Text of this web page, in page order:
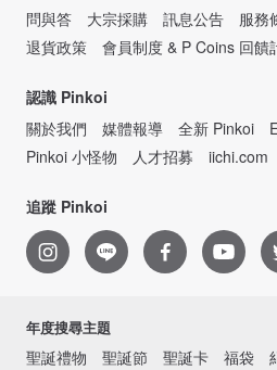
問與答
大宗採購 訊息公告 服務
退貨政策
會員制度 & P Coins 回饋
認識 Pinkoi
關於我們
媒體報導 全新 Pinkoi
Pinkoi 小怪物
人才招募 iichi.com
追蹤 Pinkoi
年度搜尋主題
聖誕禮物 聖誕節 聖誕卡 福袋